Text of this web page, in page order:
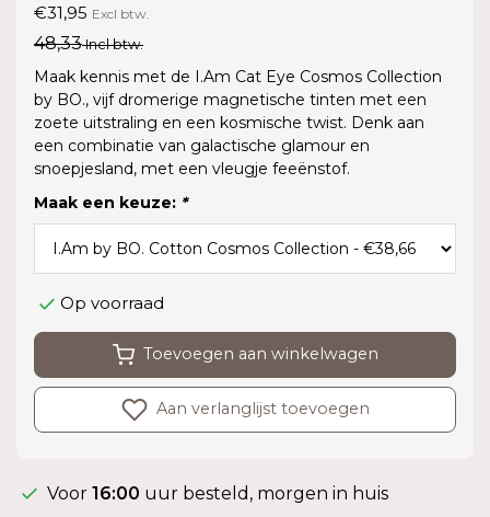
€31,95 Excl btw.
48,33Incl btw.
Maak kennis met de I.Am Cat Eye Cosmos Collection
by BO., vijf dromerige magnetische tinten met een
zoete uitstraling en een kosmische twist. Denk aan
een combinatie van galactische glamour en
snoepjesland, met een vleugje feeënstof.
Maak een keuze: *
Op voorraad
Toevoegen aan winkelwagen
Aan verlanglijst toevoegen
Voor 16:00 uur besteld, morgen in huis